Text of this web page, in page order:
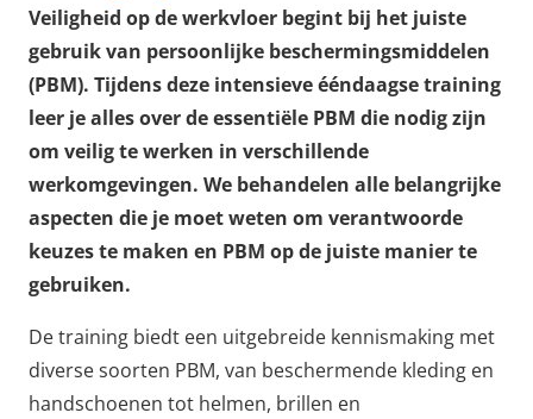
Veiligheid op de werkvloer begint bij het juiste
gebruik van persoonlijke beschermingsmiddelen
(PBM). Tijdens deze intensieve ééndaagse training
leer je alles over de essentiële PBM die nodig zijn
om veilig te werken in verschillende
werkomgevingen. We behandelen alle belangrijke
aspecten die je moet weten om verantwoorde
keuzes te maken en PBM op de juiste manier te
gebruiken.
De training biedt een uitgebreide kennismaking met
diverse soorten PBM, van beschermende kleding en
handschoenen tot helmen, brillen en